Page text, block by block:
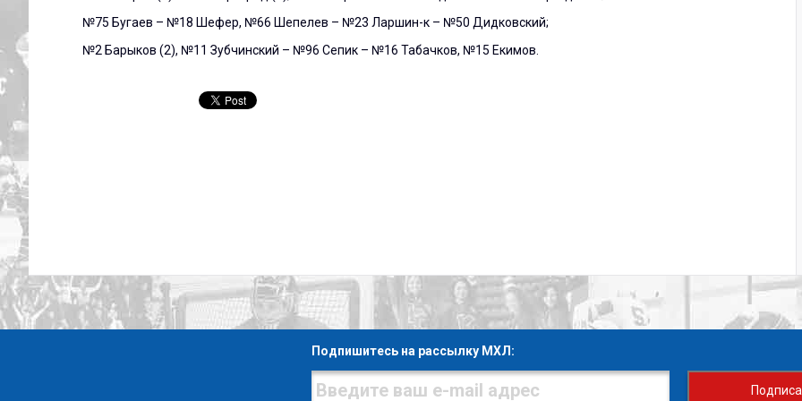
№75 Бугаев – №18 Шефер, №66 Шепелев – №23 Ларшин-к – №50 Дидковский;
№2 Барыков (2), №11 Зубчинский – №96 Сепик – №16 Табачков, №15 Екимов.
Подпишитесь на рассылку МХЛ: